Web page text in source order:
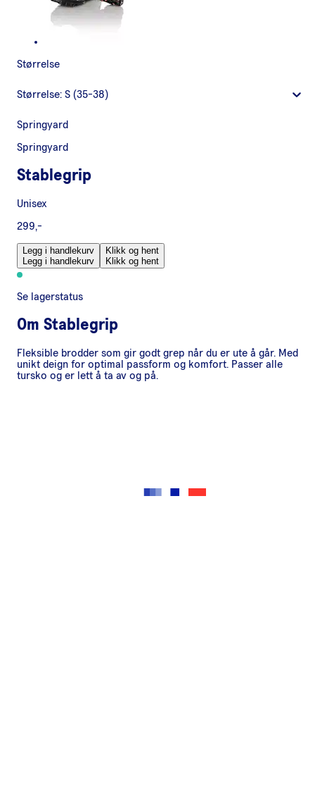
Størrelse
Størrelse: S (35-38)
Springyard
Springyard
Stablegrip
Unisex
299,-
Legg i handlekurv
Legg i handlekurv
Klikk og hent
Klikk og hent
Se lagerstatus
Om Stablegrip
Fleksible brodder som gir godt grep når du er ute å går. Med
unikt deign for optimal passform og komfort. Passer alle
tursko og er lett å ta av og på.